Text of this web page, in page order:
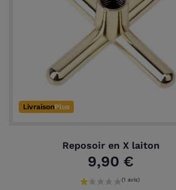
LivraisonPlus
Reposoir en X laiton
9,90 €